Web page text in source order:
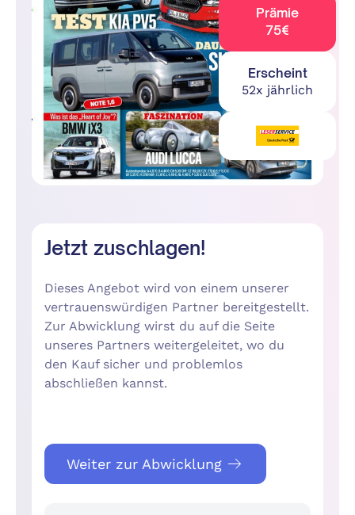
Prämie
75€
Erscheint
52x jährlich
Jetzt zuschlagen!
Dieses Angebot wird von einem unserer
vertrauenswürdigen Partner bereitgestellt.
Zur Abwicklung wirst du auf die Seite
unseres Partners weitergeleitet, wo du
den Kauf sicher und problemlos
abschließen kannst.
Weiter zur Abwicklung